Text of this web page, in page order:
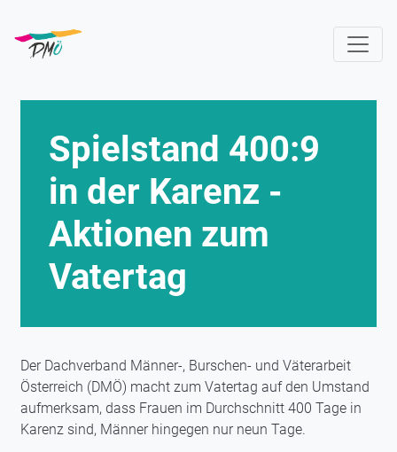
zum
Inhalt
Spielstand 400:9
in der Karenz -
Aktionen zum
Vatertag
Der Dachverband Männer-, Burschen- und Väterarbeit
Österreich (DMÖ) macht zum Vatertag auf den Umstand
aufmerksam, dass Frauen im Durchschnitt 400 Tage in
Karenz sind, Männer hingegen nur neun Tage.